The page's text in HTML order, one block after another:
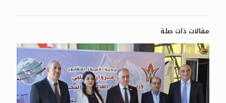
مقالات ذات صلة